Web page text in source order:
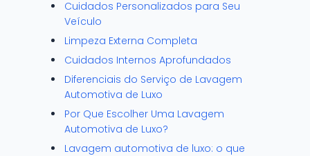
Cuidados Personalizados para Seu
Veículo
Limpeza Externa Completa
Cuidados Internos Aprofundados
Diferenciais do Serviço de Lavagem
Automotiva de Luxo
Por Que Escolher Uma Lavagem
Automotiva de Luxo?
Lavagem automotiva de luxo: o que